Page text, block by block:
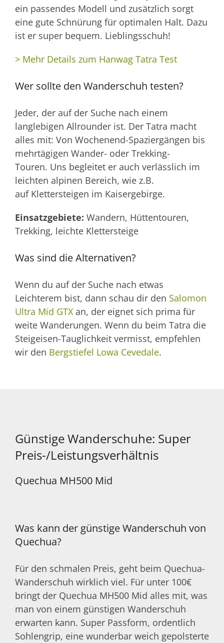
ein passendes Modell und zusätzlich sorgt
eine gute Schnürung für optimalen Halt. Dazu
ist er super bequem. Lieblingsschuh!
> Mehr Details zum Hanwag Tatra Test
Wer sollte den Wanderschuh testen?
Jeder, der auf der Suche nach einem
langlebigen Allrounder ist. Der Tatra macht
alles mit: Von Wochenend-Spaziergängen bis
mehrtägigen Wander- oder Trekking-
Touren. Uns begleitet er auch verlässlich im
leichten alpinen Bereich, wie z.B.
auf Klettersteigen im Kaisergebirge.
Einsatzgebiete: Wandern, Hüttentouren,
Trekking, leichte Klettersteige
Was sind die Alternativen?
Wenn du auf der Suche nach etwas
Leichterem bist, dann schau dir den Salomon
Ultra Mid GTX an, der eignet sich prima für
weite Wanderungen. Wenn du beim Tatra die
Steigeisen-Tauglichkeit vermisst, empfehlen
wir den Bergstiefel Lowa Cevedale.
Günstige Wanderschuhe: Super
Preis-/Leistungsverhältnis
Quechua MH500 Mid
Was kann der günstige Wanderschuh von
Quechua?
Für den schmalen Preis, geht beim Quechua-
Wanderschuh wirklich viel. Für unter 100€
bringt der Quechua MH500 Mid alles mit, was
man von einem günstigen Wanderschuh
erwarten kann. Super Passform, ordentlich
Sohlengrip, eine wunderbar weich gepolsterte